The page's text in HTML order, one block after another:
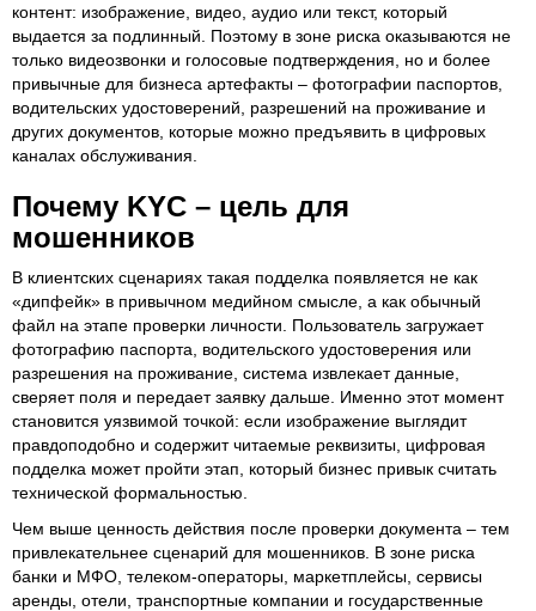
контент: изображение, видео, аудио или текст, который
выдается за подлинный. Поэтому в зоне риска оказываются не
только видеозвонки и голосовые подтверждения, но и более
привычные для бизнеса артефакты – фотографии паспортов,
водительских удостоверений, разрешений на проживание и
других документов, которые можно предъявить в цифровых
каналах обслуживания.
Почему KYC – цель для
мошенников
В клиентских сценариях такая подделка появляется не как
«дипфейк» в привычном медийном смысле, а как обычный
файл на этапе проверки личности. Пользователь загружает
фотографию паспорта, водительского удостоверения или
разрешения на проживание, система извлекает данные,
сверяет поля и передает заявку дальше. Именно этот момент
становится уязвимой точкой: если изображение выглядит
правдоподобно и содержит читаемые реквизиты, цифровая
подделка может пройти этап, который бизнес привык считать
технической формальностью.
Чем выше ценность действия после проверки документа – тем
привлекательнее сценарий для мошенников. В зоне риска
банки и МФО, телеком-операторы, маркетплейсы, сервисы
аренды, отели, транспортные компании и государственные